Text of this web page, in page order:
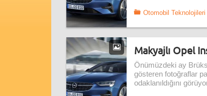
Otomobil Teknolojileri
Makyajlı Opel
Önümüzdeki ay
gösteren fotoğraflar
odaklanıldığını